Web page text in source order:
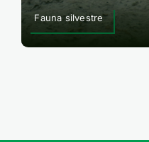
Fauna silvestre